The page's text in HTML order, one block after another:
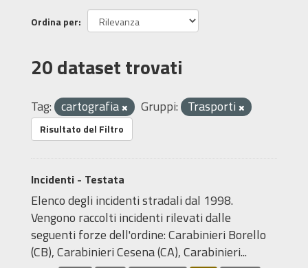
Ordina per
20 dataset trovati
Tag: cartografia Gruppi: Trasporti
Risultato del Filtro
Incidenti - Testata
Elenco degli incidenti stradali dal 1998.
Vengono raccolti incidenti rilevati dalle
seguenti forze dell'ordine: Carabinieri Borello
(CB), Carabinieri Cesena (CA), Carabinieri...